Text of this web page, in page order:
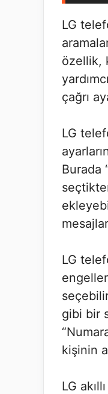
LG
özellik,
çağrı
LG
Burada
LG
gibi bir
kişinin
LG